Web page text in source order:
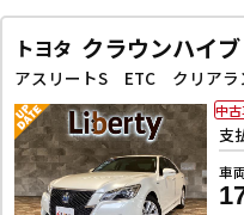
トヨタ クラウンハイ
支
車
中